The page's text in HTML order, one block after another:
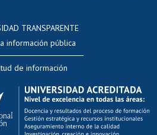
Académico
docente
académica
al AUCAI
os
TRANSPARENTE
información pública
de información